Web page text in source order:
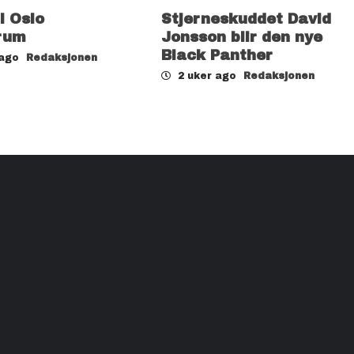
Oslo
Redaksjonen
Stjerneskuddet David
Jonsson blir den nye
Black Panther
2 uker ago Redaksjonen